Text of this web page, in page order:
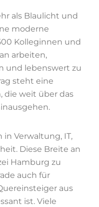
als Blaulicht und
moderne
Kolleginnen und
arbeiten,
und lebenswert zu
steht eine
die weit über das
Verwaltung, IT,
Diese Breite an
Hamburg zu
auch für
aus
ist. Viele